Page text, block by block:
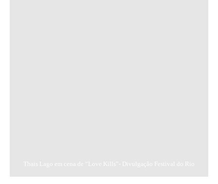
Thais Lago em cena de “Love Kills”- Divulgação Festival do Rio